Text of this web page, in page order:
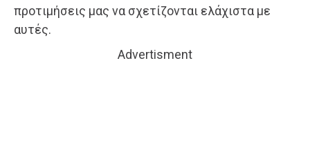
προτιμήσεις μας να σχετίζονται ελάχιστα με
αυτές.
Advertisment